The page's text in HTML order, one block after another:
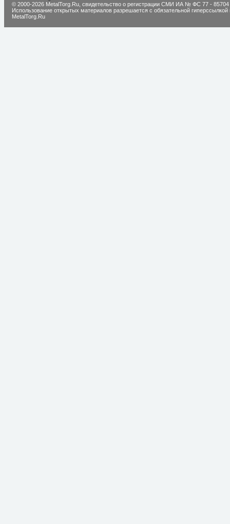
© 2000-2026 MetalTorg.Ru, cвидетельство о регистрации СМИ ИА № ФС 77 - 85704
Использование открытых материалов разрешается с обязательной гиперссылкой
MetalTorg.Ru